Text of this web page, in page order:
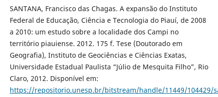
SANTANA, Francisco das Chagas. A expansão do Instituto
Federal de Educação, Ciência e Tecnologia do Piauí, de 2008
a 2010: um estudo sobre a localidade dos Campi no
território piauiense. 2012. 175 f. Tese (Doutorado em
Geografia), Instituto de Geociências e Ciências Exatas,
Universidade Estadual Paulista “Júlio de Mesquita Filho”, Rio
Claro, 2012. Disponível em:
https://repositorio.unesp.br/bitstream/handle/11449/104429/